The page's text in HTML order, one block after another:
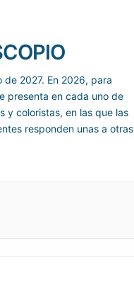
2027. En 2026, para
presenta en cada uno de
y coloristas, en las que las
responden unas a otras